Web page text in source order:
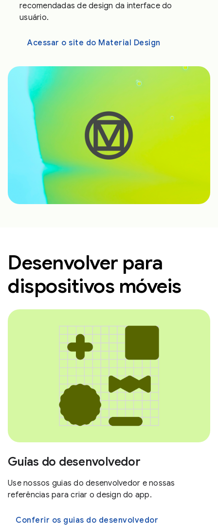
recomendadas de design da interface do
usuário.
Acessar o site do Material Design
Desenvolver para
dispositivos móveis
Guias do desenvolvedor
Use nossos guias do desenvolvedor e nossas
referências para criar o design do app.
Conferir os guias do desenvolvedor